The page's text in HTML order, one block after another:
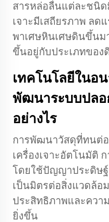
สารหล่อลื่นแต่ละชนิ
เจาะมีเสถียรภาพ ลด
พาเศษหินเศษดินขึ้นม
ขึ้นอยู่กับประเภทขอ
เทคโนโลยีในอ
พัฒนาระบบปลอ
อย่างไร
การพัฒนาวัสดุที่ทนต่
เครื่องเจาะอัตโนมัติ
โดยใช้ปัญญาประดิษ
เป็นมิตรต่อสิ่งแวดล้อ
ประสิทธิภาพและควา
ยิ่งขึ้น